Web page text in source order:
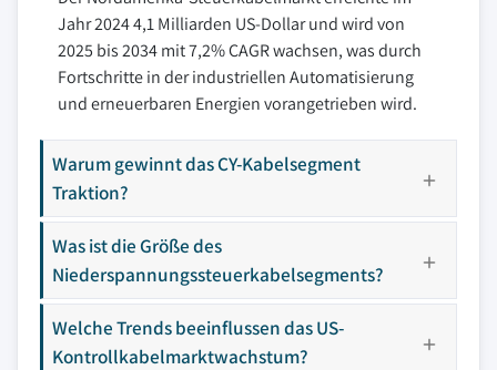
Jahr 2024 4,1 Milliarden US-Dollar und wird von
2025 bis 2034 mit 7,2% CAGR wachsen, was durch
Fortschritte in der industriellen Automatisierung
und erneuerbaren Energien vorangetrieben wird.
Warum gewinnt das CY-Kabelsegment
Traktion?
Was ist die Größe des
Niederspannungssteuerkabelsegments?
Welche Trends beeinflussen das US-
Kontrollkabelmarktwachstum?